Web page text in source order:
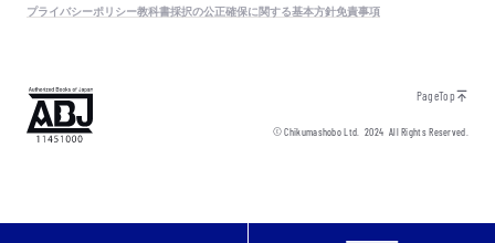
プライバシーポリシー教科書採択の公正確保に関する基本方針免責事項
PageTop
© Chikumashobo Ltd.2024 All Rights Reserved.